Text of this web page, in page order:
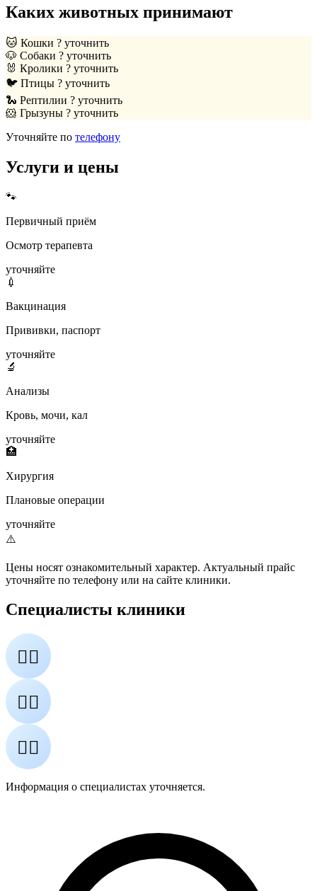
Каких животных принимают
🐱 Кошки ? уточнить
🐶 Собаки ? уточнить
🐰 Кролики ? уточнить
🐦 Птицы ? уточнить
🐍 Рептилии ? уточнить
🐹 Грызуны ? уточнить
Уточняйте по телефону
Услуги и цены
🐾
Первичный приём
Осмотр терапевта
уточняйте
💉
Вакцинация
Прививки, паспорт
уточняйте
🔬
Анализы
Кровь, мочи, кал
уточняйте
🏥
Хирургия
Плановые операции
уточняйте
⚠️
Цены носят ознакомительный характер. Актуальный прайс
уточняйте по телефону или на сайте клиники.
Специалисты клиники
👨‍⚕️
👩‍⚕️
👨‍⚕️
Информация о специалистах уточняется.